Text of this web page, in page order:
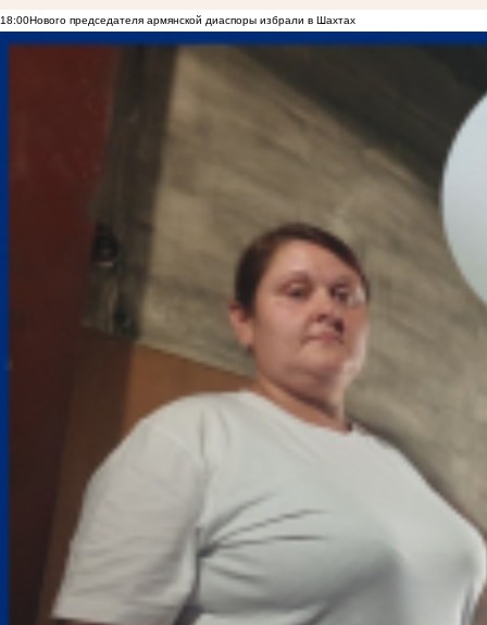
18:00Нового председателя армянской диаспоры избрали в Шахтах